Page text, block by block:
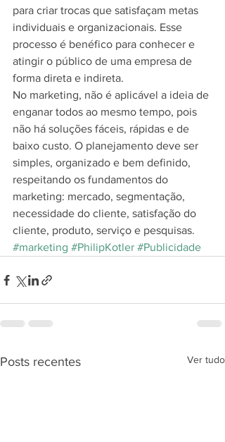
para criar trocas que satisfaçam metas
individuais e organizacionais. Esse
processo é benéfico para conhecer e
atingir o público de uma empresa de
forma direta e indireta.
No marketing, não é aplicável a ideia de
enganar todos ao mesmo tempo, pois
não há soluções fáceis, rápidas e de
baixo custo. O planejamento deve ser
simples, organizado e bem definido,
respeitando os fundamentos do
marketing: mercado, segmentação,
necessidade do cliente, satisfação do
cliente, produto, serviço e pesquisas.
#marketing #PhilipKotler #Publicidade
Posts recentes Ver tudo